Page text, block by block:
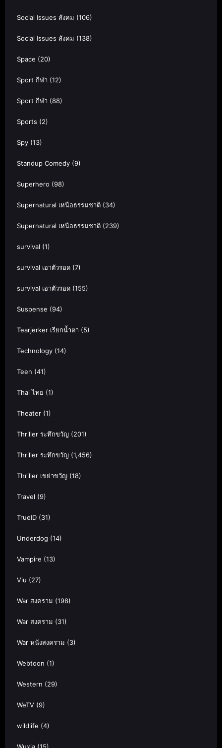
Social Issues สังคม (106)
Social Issues สังคม (138)
Space (20)
Sport กีฬา (12)
Sport กีฬา (88)
Sports (2)
Spy (13)
Standup Comedy (9)
Superhero (98)
Supernatural เหนือธรรมชาติ (34)
Supernatural เหนือธรรมชาติ (239)
survival (1)
survival เอาตัวรอด (7)
survival เอาตัวรอด (155)
Suspense (94)
Tearjerker เรียกน้ำตา (5)
Technology (14)
Teen (41)
Thai ไทย (1)
Theater (1)
Thriller ระทึกขวัญ (201)
Thriller ระทึกขวัญ (1,456)
Thriller เขย่าขวัญ (18)
Travel (9)
TrueID (31)
Underdog (14)
Vampire (13)
Viu (27)
War สงคราม (198)
War สงคราม (31)
War หนังสงคราม (3)
Webtoon (1)
Western (29)
WeTV (9)
wildlife (4)
Wuxia (15)